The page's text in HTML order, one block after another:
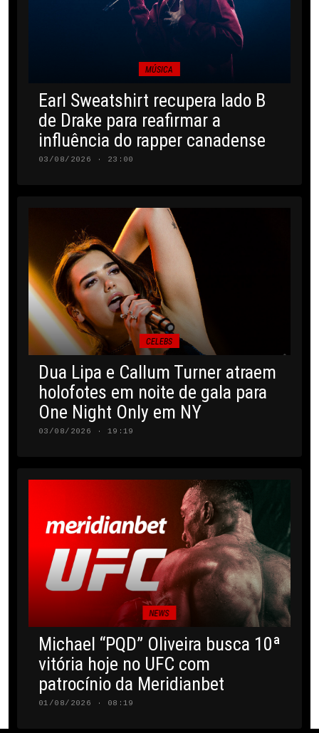
MÚSICA
Earl Sweatshirt recupera lado B
de Drake para reafirmar a
influência do rapper canadense
03/08/2026 · 23:00
CELEBS
Dua Lipa e Callum Turner atraem
holofotes em noite de gala para
One Night Only em NY
03/08/2026 · 19:19
NEWS
Michael “PQD” Oliveira busca 10ª
vitória hoje no UFC com
patrocínio da Meridianbet
01/08/2026 · 08:19